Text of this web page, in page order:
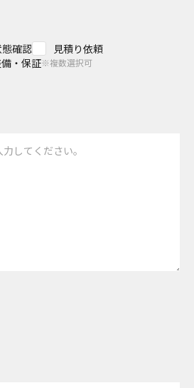
確認
見積り依頼
・保証※複数選択可